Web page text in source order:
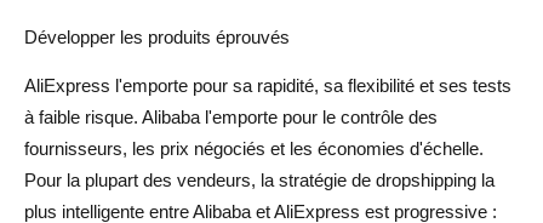
Développer les produits éprouvés
AliExpress l'emporte pour sa rapidité, sa flexibilité et ses tests
à faible risque. Alibaba l'emporte pour le contrôle des
fournisseurs, les prix négociés et les économies d'échelle.
Pour la plupart des vendeurs, la stratégie de dropshipping la
plus intelligente entre Alibaba et AliExpress est progressive :